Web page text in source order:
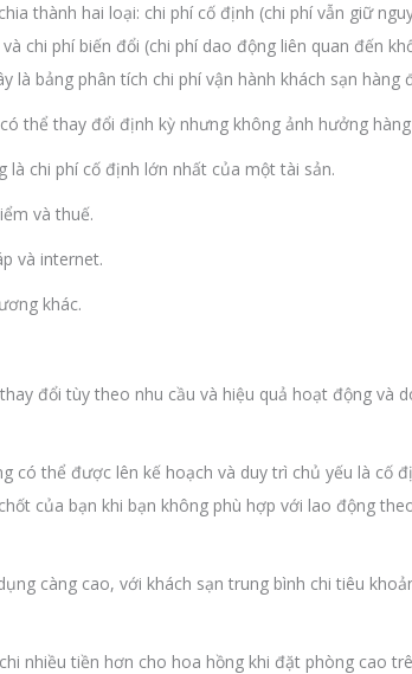
thành hai loại: chi phí cố định (chi phí vẫn giữ
chi phí biến đổi (chi phí dao động liên quan đến
là bảng phân tích chi phí vận hành khách sạn hàng
thể thay đổi định kỳ nhưng không ảnh hưởng
chi phí cố định lớn nhất của một tài sản.
và thuế.
và internet.
khác.
đổi tùy theo nhu cầu và hiệu quả hoạt động và
có thể được lên kế hoạch và duy trì chủ yếu là cố
của bạn khi bạn không phù hợp với lao động
càng cao, với khách sạn trung bình chi tiêu
nhiều tiền hơn cho hoa hồng khi đặt phòng cao